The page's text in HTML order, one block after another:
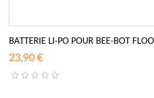
BATTERIE LI-PO POUR BEE-BOT
23,90 €